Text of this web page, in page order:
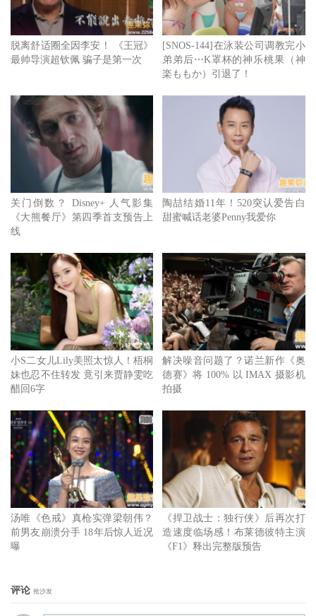
脱离舒适圈全因李安！ 《王冠》
最帅导演超钦佩 骗子是第一次
[SNOS-144]在泳装公司调教完小
弟弟后⋯K罩杯的神乐桃果（神
楽ももか）引退了！
关门倒数？ Disney+ 人气影集
《大熊餐厅》第四季首支预告上
线
陶喆结婚11年！520突认爱告白
甜蜜喊话老婆Penny我爱你
小S二女儿Lily美照太惊人！梧桐
妹也忍不住转发 竟引来贾静雯吃
醋回6字
解决噪音问题了？诺兰新作《奥
德赛》将 100% 以 IMAX 摄影机
拍摄
汤唯《色戒》真枪实弹梁朝伟？
前男友崩溃分手 18年后惊人近况
曝
《捍卫战士：独行侠》后再次打
造速度临场感！布莱德彼特主演
《F1》释出完整版预告
评论 抢沙发